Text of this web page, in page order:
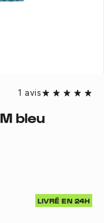
1 avis
bleu
LIVRÉ EN 24H